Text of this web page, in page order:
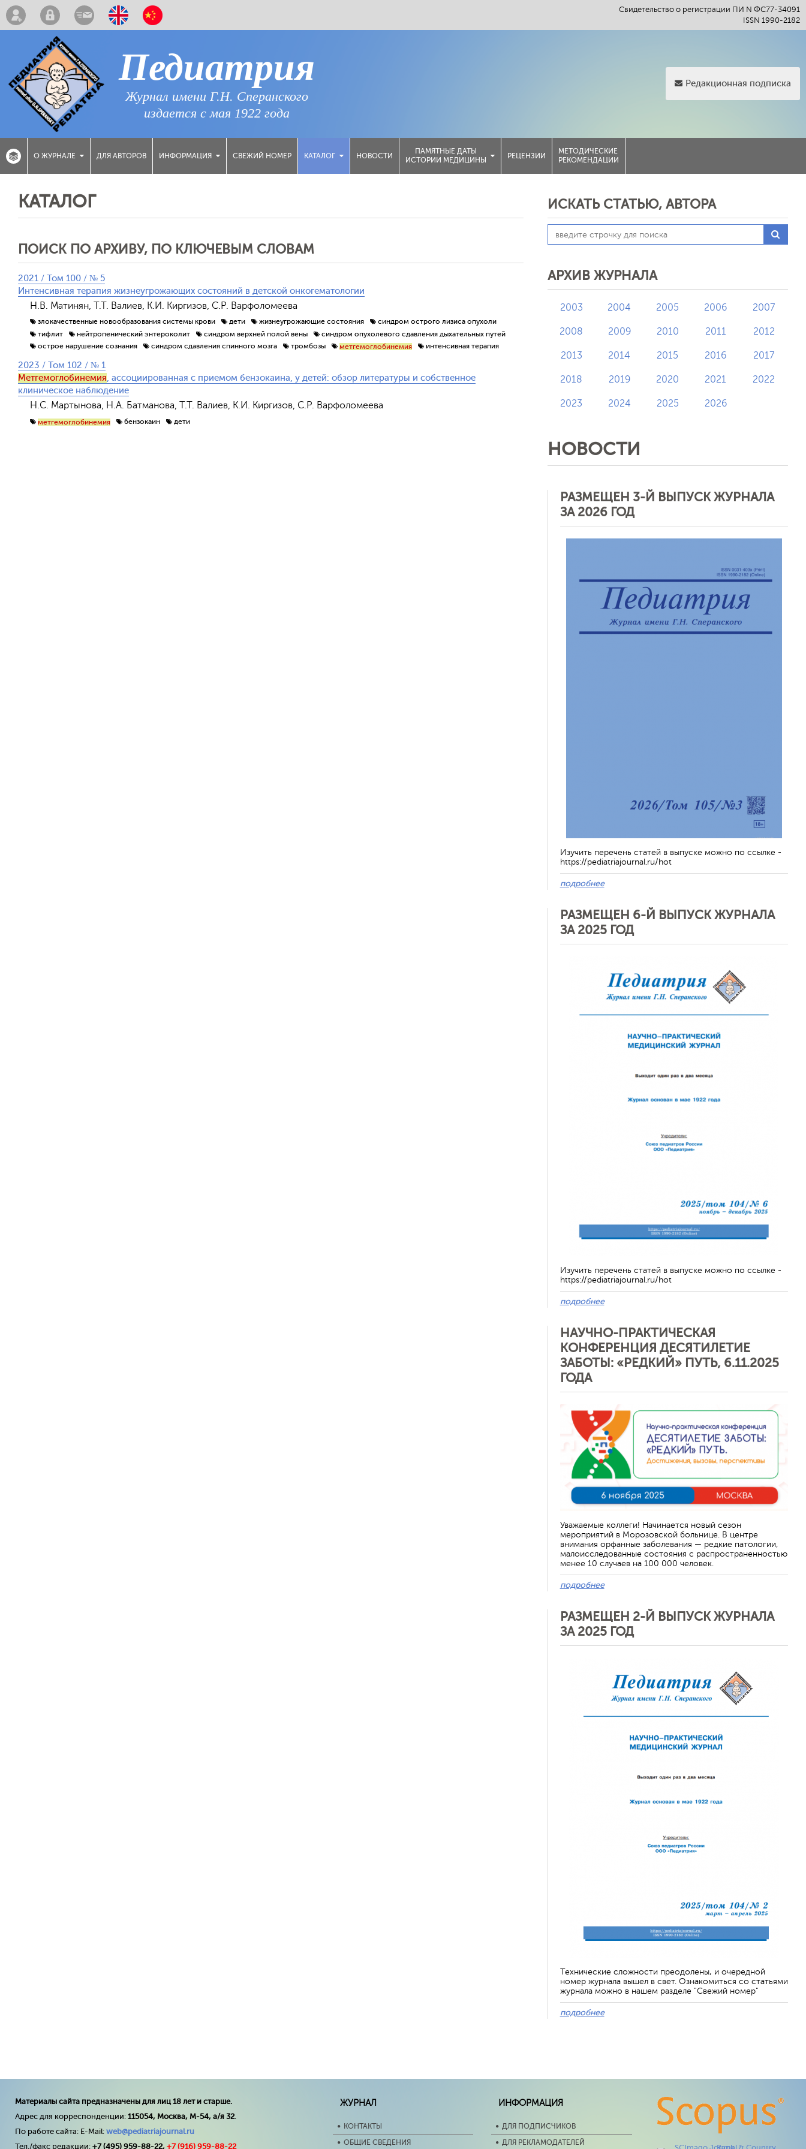
Свидетельство о регистрации ПИ N ФС77-34091
ISSN 1990-2182
Педиатрия
Журнал имени Г.Н. Сперанского
издается с мая 1922 года
Редакционная подписка
О ЖУРНАЛЕ ДЛЯ АВТОРОВ ИНФОРМАЦИЯ СВЕЖИЙ НОМЕР КАТАЛОГ НОВОСТИ
ПАМЯТНЫЕ ДАТЫ
ИСТОРИИ МЕДИЦИНЫ
РЕЦЕНЗИИ
МЕТОДИЧЕСКИЕ
РЕКОМЕНДАЦИИ
КАТАЛОГ
ПОИСК ПО АРХИВУ, ПО КЛЮЧЕВЫМ СЛОВАМ
2021 / Том 100 / № 5
Интенсивная терапия жизнеугрожающих состояний в детской онкогематологии
Н.В. Матинян, Т.Т. Валиев, К.И. Киргизов, С.Р. Варфоломеева
злокачественные новообразования системы крови дети жизнеугрожающие состояния
синдром острого лизиса опухоли
тифлит
нейтропенический энтероколит синдром верхней полой вены
синдром опухолевого сдавления дыхательных путей
острое нарушение сознания
синдром сдавления спинного мозга тромбозы метгемоглобинемия интенсивная терапия
2023 / Том 102 / № 1
Метгемоглобинемия, ассоциированная с приемом бензокаина, у детей: обзор литературы и собственное
клиническое наблюдение
Н.С. Мартынова, Н.А. Батманова, Т.Т. Валиев, К.И. Киргизов, С.Р. Варфоломеева
метгемоглобинемия бензокаин дети
ИСКАТЬ СТАТЬЮ, АВТОРА
АРХИВ ЖУРНАЛА
2003 2004 2005 2006 2007
2008 2009 2010 2011 2012
2013 2014 2015 2016 2017
2018 2019 2020 2021 2022
2023 2024 2025 2026
НОВОСТИ
РАЗМЕЩЕН 3-Й ВЫПУСК ЖУРНАЛА
ЗА 2026 ГОД
Изучить перечень статей в выпуске можно по ссылке -
https://pediatriajournal.ru/hot
подробнее
РАЗМЕЩЕН 6-Й ВЫПУСК ЖУРНАЛА
ЗА 2025 ГОД
Изучить перечень статей в выпуске можно по ссылке -
https://pediatriajournal.ru/hot
подробнее
НАУЧНО-ПРАКТИЧЕСКАЯ
КОНФЕРЕНЦИЯ ДЕСЯТИЛЕТИЕ
ЗАБОТЫ: «РЕДКИЙ» ПУТЬ, 6.11.2025
ГОДА
Уважаемые коллеги! Начинается новый сезон
мероприятий в Морозовской больнице. В центре
внимания орфанные заболевания — редкие патологии,
малоисследованные состояния с распространенностью
менее 10 случаев на 100 000 человек.
подробнее
РАЗМЕЩЕН 2-Й ВЫПУСК ЖУРНАЛА
ЗА 2025 ГОД
Технические сложности преодолены, и очередной
номер журнала вышел в свет. Ознакомиться со статьями
журнала можно в нашем разделе "Свежий номер"
подробнее
Материалы сайта предназначены для лиц 18 лет и старше.
Адрес для корреспонденции: 115054, Москва, М-54, а/я 32.
По работе сайта: E-Mail: web@pediatriajournal.ru
Тел./факс редакции: +7 (495) 959-88-22, +7 (916) 959-88-22
ЖУРНАЛ
КОНТАКТЫ
ОБЩИЕ СВЕДЕНИЯ
ИНФОРМАЦИЯ
ДЛЯ ПОДПИСЧИКОВ
ДЛЯ РЕКЛАМОДАТЕЛЕЙ
Обратная связь
Отменить